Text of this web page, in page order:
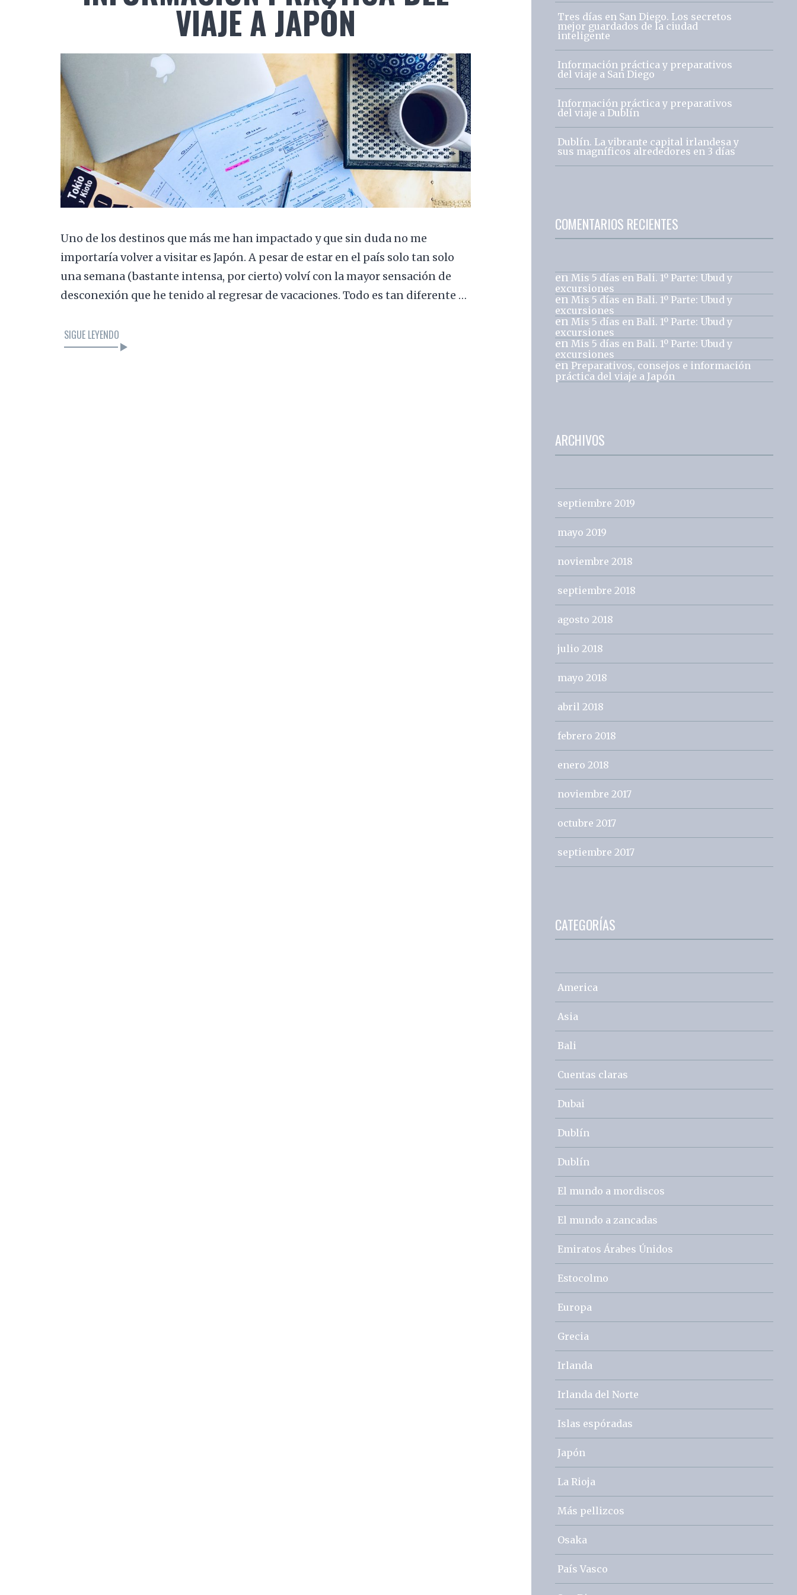
VIAJE A JAPÓN
Uno de los destinos que más me han impactado y que sin duda no me
importaría volver a visitar es Japón. A pesar de estar en el país solo tan solo
una semana (bastante intensa, por cierto) volví con la mayor sensación de
desconexión que he tenido al regresar de vacaciones. Todo es tan diferente …
SIGUE LEYENDO
Tres días en San Diego. Los secretos
mejor guardados de la ciudad
inteligente
Información práctica y preparativos
del viaje a San Diego
Información práctica y preparativos
del viaje a Dublín
Dublín. La vibrante capital irlandesa y
sus magníficos alrededores en 3 días
COMENTARIOS RECIENTES
en Mis 5 días en Bali. 1º Parte: Ubud y
excursiones
en Mis 5 días en Bali. 1º Parte: Ubud y
excursiones
en Mis 5 días en Bali. 1º Parte: Ubud y
excursiones
en Mis 5 días en Bali. 1º Parte: Ubud y
excursiones
en Preparativos, consejos e información
práctica del viaje a Japón
ARCHIVOS
septiembre 2019
mayo 2019
noviembre 2018
septiembre 2018
agosto 2018
julio 2018
mayo 2018
abril 2018
febrero 2018
enero 2018
noviembre 2017
octubre 2017
septiembre 2017
CATEGORÍAS
America
Asia
Bali
Cuentas claras
Dubai
Dublín
Dublín
El mundo a mordiscos
El mundo a zancadas
Emiratos Árabes Únidos
Estocolmo
Europa
Grecia
Irlanda
Irlanda del Norte
Islas espóradas
Japón
La Rioja
Más pellizcos
Osaka
País Vasco